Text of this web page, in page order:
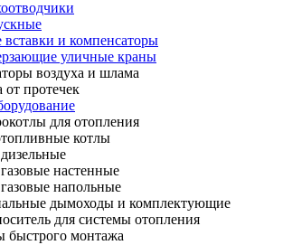
вставки и компенсаторы
уличные краны
воздуха и шлама
от протечек
для отопления
котлы
настенные
напольные
дымоходы и комплектующие
для системы отопления
быстрого монтажа